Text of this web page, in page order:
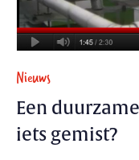
Nieuws
Een
iets gemist?